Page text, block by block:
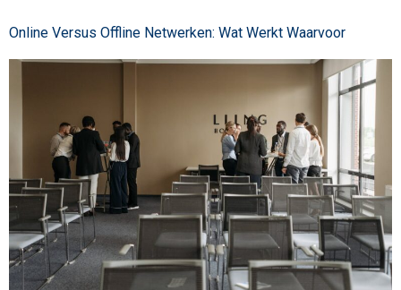
Online Versus Offline Netwerken: Wat Werkt Waarvoor